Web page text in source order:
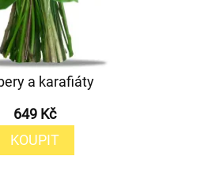
a karafiáty
649 Kč
KOUPIT